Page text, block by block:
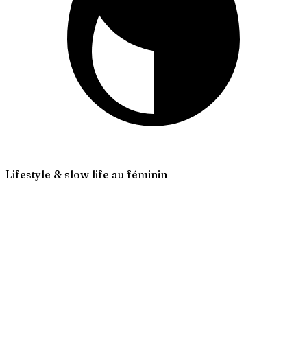
Lifestyle & slow life au féminin